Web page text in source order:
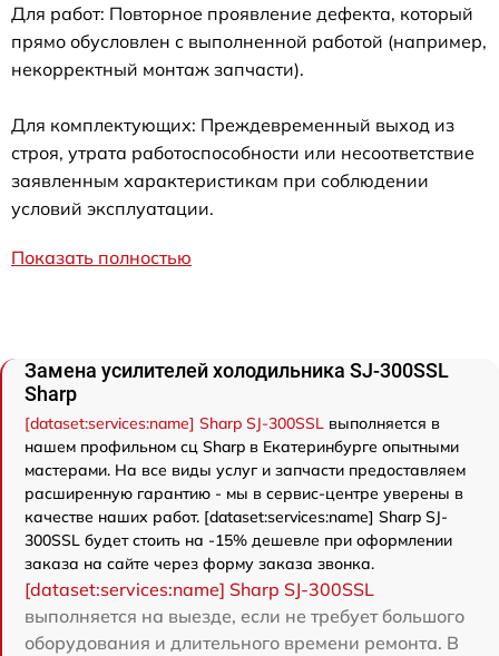
Для работ: Повторное проявление дефекта, который
прямо обусловлен с выполненной работой (например,
некорректный монтаж запчасти).
Для комплектующих: Преждевременный выход из
строя, утрата работоспособности или несоответствие
заявленным характеристикам при соблюдении
условий эксплуатации.
Показать полностью
Замена усилителей холодильника SJ-300SSL
Sharp
[dataset:services:name] Sharp SJ-300SSL выполняется в
нашем профильном сц Sharp в Екатеринбурге опытными
мастерами. На все виды услуг и запчасти предоставляем
расширенную гарантию - мы в сервис-центре уверены в
качестве наших работ. [dataset:services:name] Sharp SJ-
300SSL будет стоить на -15% дешевле при оформлении
заказа на сайте через форму заказа звонка.
[dataset:services:name] Sharp SJ-300SSL
выполняется на выезде, если не требует большого
оборудования и длительного времени ремонта. В